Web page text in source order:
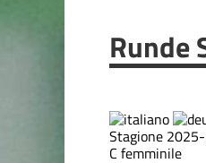
Runde
Stagione
C femminile